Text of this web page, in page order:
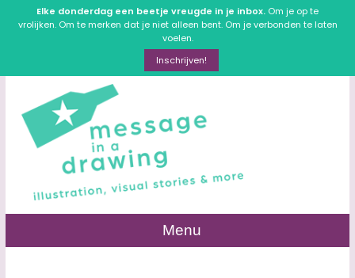
Elke donderdag een beetje vreugde in je inbox. Om je op te
vrolijken. Om te merken dat je niet alleen bent. Om je verbonden te laten
voelen.
Inschrijven!
Menu